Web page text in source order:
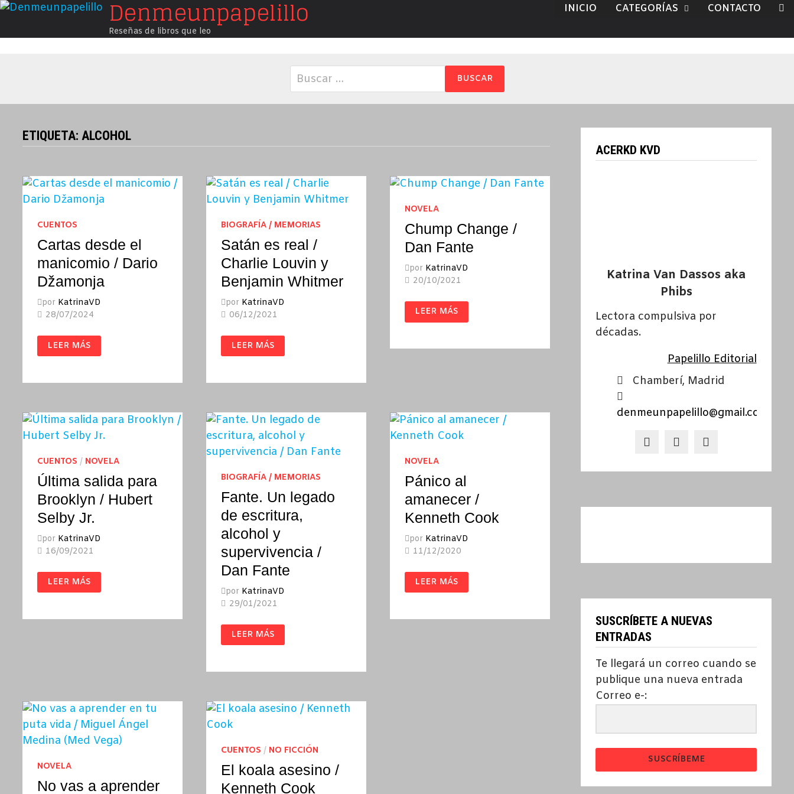
Saltar
contenido
Denmeunpapelillo
Reseñas de libros que leo
INICIO CATEGORÍAS CONTACTO
Buscar:
ETIQUETA:ALCOHOL
CUENTOS
Cartas desde el
manicomio / Dario
Džamonja
por KatrinaVD
28/07/2024
CARTAS
DESDE
EL
DARIO
LEER MÁS
BIOGRAFÍA / MEMORIAS
Satán es real /
Charlie Louvin y
Benjamin Whitmer
por KatrinaVD
06/12/2021
SATÁN
ES
REAL
LOUVIN
LEER MÁS
NOVELA
Chump Change /
Dan Fante
por KatrinaVD
20/10/2021
CHUMP
CHANGE
/
LEER MÁS
CUENTOS / NOVELA
Última salida para
Brooklyn / Hubert
Selby Jr.
por KatrinaVD
16/09/2021
ÚLTIMA
SALIDA
PARA
HUBERT
LEER MÁS
BIOGRAFÍA / MEMORIAS
Fante. Un legado
de escritura,
alcohol y
supervivencia /
Dan Fante
por KatrinaVD
29/01/2021
FANTE.
UN
LEGADO
ALCOHOL
DAN
FANTE
LEER MÁS
NOVELA
Pánico al
amanecer /
Kenneth Cook
por KatrinaVD
11/12/2020
PÁNICO
AL
AMANECER
COOK
LEER MÁS
NOVELA
No vas a aprender
CUENTOS / NO FICCIÓN
El koala asesino /
Kenneth Cook
ACERKD KVD
Katrina Van Dassos aka
Phibs
Lectora compulsiva por
décadas.
Papelillo Editorial
Chamberí, Madrid
denmeunpapelillo@gmail.com
SUSCRÍBETE A NUEVAS
ENTRADAS
Te llegará un correo cuando se
publique una nueva entrada
Correo e-:
SUSCRÍBEME